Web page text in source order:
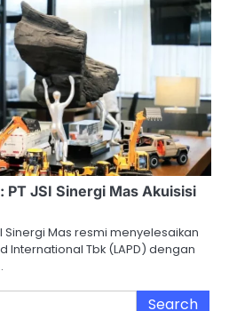
JSI Sinergi Mas Akuisisi
Sinergi Mas resmi menyelesaikan
International Tbk (LAPD) dengan